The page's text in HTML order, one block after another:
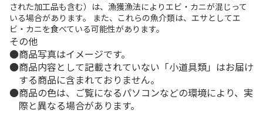
された加工品も含む）は、漁獲漁法によりエビ・カニが混じって
いる場合があります。 また、これらの魚介類は、エサとしてエ
ビ・カニを食べている可能性があります。
その他
商品写真はイメージです。
商品内容として記載されていない「小道具類」はお届け
する商品に含まれておりません。
商品の色は、ご覧になるパソコンなどの環境により、実
際と異なる場合があります。